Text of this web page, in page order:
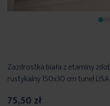
Zazdrostka biała z etaminy
rustykalny 150x30 cm tunel
75,50 zł